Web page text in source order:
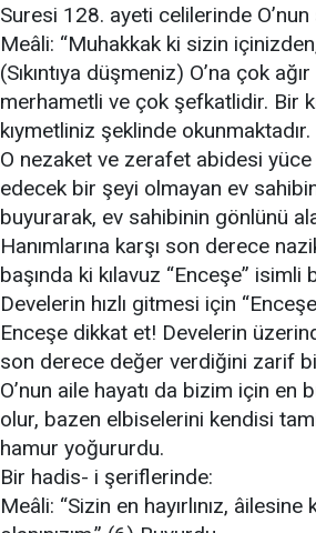
Suresi 128. ayeti celilerinde
Meâli: “Muhakkak ki sizin
(Sıkıntıya düşmeniz) O’na çok
merhametli ve çok şefkatlidir. Bir
kıymetliniz şeklinde okunmaktadır.
O nezaket ve zerafet abidesi
edecek bir şeyi olmayan ev
buyurarak, ev sahibinin gönlünü
Hanımlarına karşı son derece
başında ki kılavuz “Enceşe”
Develerin hızlı gitmesi için
Enceşe dikkat et! Develerin
son derece değer verdiğini zarif
O’nun aile hayatı da bizim için en
olur, bazen elbiselerini kendisi
hamur yoğururdu.
Bir hadis- i şeriflerinde:
Meâli: “Sizin en hayırlınız, âilesine